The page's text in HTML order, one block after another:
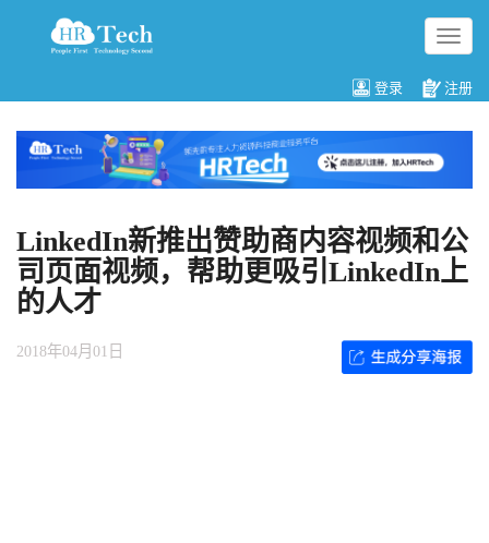
切
换
航
登录 注册
LinkedIn新推出赞助商内容视频和公
司页面视频，帮助更吸引LinkedIn上
的人才
2018年04月01日